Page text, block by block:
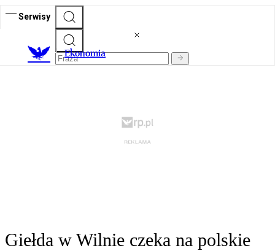
Serwisy
Ekonomia
Giełda w Wilnie czeka na polskie